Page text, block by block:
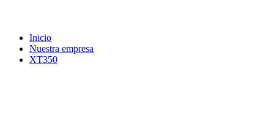
Inicio
Nuestra empresa
XT350